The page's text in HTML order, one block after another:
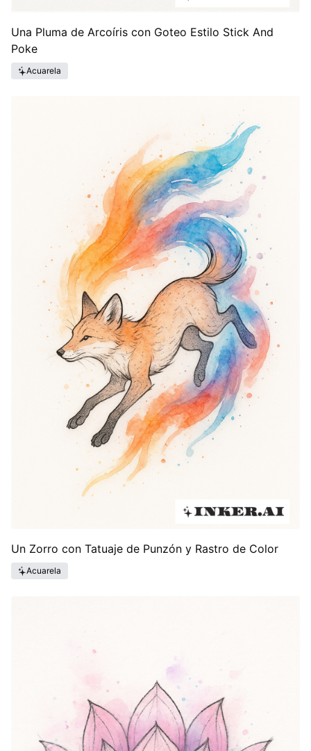
Una Pluma de Arcoíris con Goteo Estilo Stick And
Poke
Acuarela
Un Zorro con Tatuaje de Punzón y Rastro de Color
Acuarela